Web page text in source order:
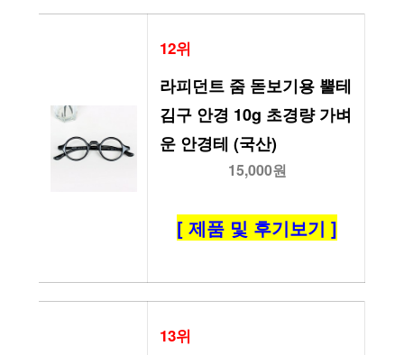
12위
라피던트 줌 돋보기용 뿔테
김구 안경 10g 초경량 가벼
운 안경테 (국산)
15,000원
[ 제품 및 후기보기 ]
13위